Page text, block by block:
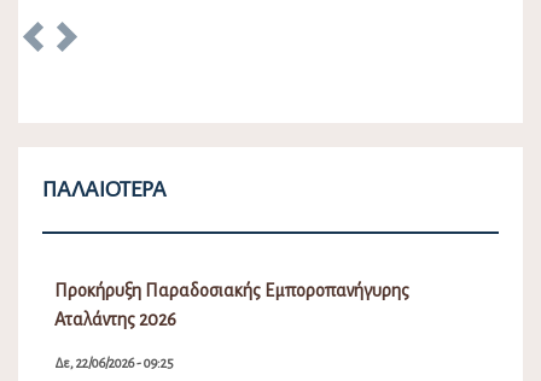
Previous
ΠΑΛΑΙΌΤΕΡΑ
Προκήρυξη Παραδοσιακής Εμποροπανήγυρης
Αταλάντης 2026
Δε, 22/06/2026 - 09:25